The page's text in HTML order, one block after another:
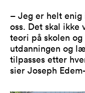
– Jeg er helt
oss. Det skal
teori på skolen
utdanningen og
tilpasses etter
sier Joseph